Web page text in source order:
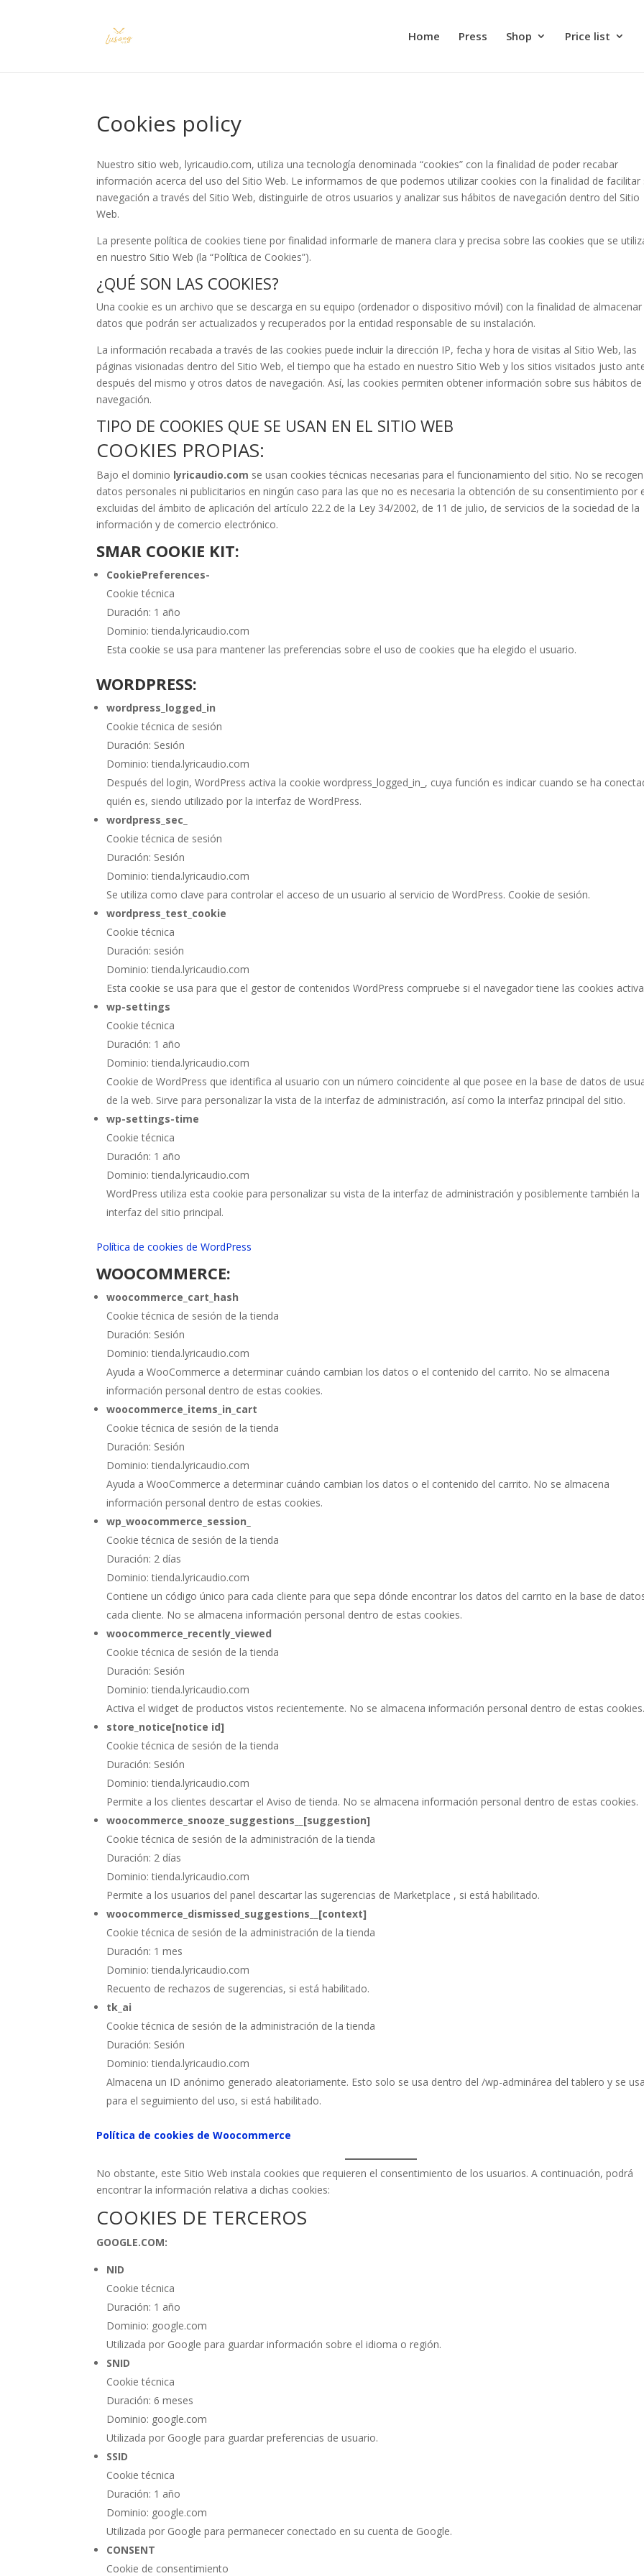
Home Press Shop Price list
Cookies policy
Nuestro sitio web, lyricaudio.com, utiliza una tecnología denominada “cookies” con la finalidad de poder recabar
información acerca del uso del Sitio Web. Le informamos de que podemos utilizar cookies con la finalidad de facilitar
navegación a través del Sitio Web, distinguirle de otros usuarios y analizar sus hábitos de navegación dentro del Sitio
Web.
La presente política de cookies tiene por finalidad informarle de manera clara y precisa sobre las cookies que se
en nuestro Sitio Web (la “Política de Cookies”).
¿QUÉ SON LAS COOKIES?
Una cookie es un archivo que se descarga en su equipo (ordenador o dispositivo móvil) con la finalidad de almacenar
datos que podrán ser actualizados y recuperados por la entidad responsable de su instalación.
La información recabada a través de las cookies puede incluir la dirección IP, fecha y hora de visitas al Sitio Web, las
páginas visionadas dentro del Sitio Web, el tiempo que ha estado en nuestro Sitio Web y los sitios visitados justo
después del mismo y otros datos de navegación. Así, las cookies permiten obtener información sobre sus hábitos de
navegación.
TIPO DE COOKIES QUE SE USAN EN EL SITIO WEB
COOKIES PROPIAS:
Bajo el dominio lyricaudio.com se usan cookies técnicas necesarias para el funcionamiento del sitio. No se recogen
datos personales ni publicitarios en ningún caso para las que no es necesaria la obtención de su consentimiento por
excluidas del ámbito de aplicación del artículo 22.2 de la Ley 34/2002, de 11 de julio, de servicios de la sociedad de la
información y de comercio electrónico.
SMAR COOKIE KIT:
CookiePreferences-
Cookie técnica
Duración: 1 año
Dominio: tienda.lyricaudio.com
Esta cookie se usa para mantener las preferencias sobre el uso de cookies que ha elegido el usuario.
WORDPRESS:
wordpress_logged_in
Cookie técnica de sesión
Duración: Sesión
Dominio: tienda.lyricaudio.com
Después del login, WordPress activa la cookie wordpress_logged_in_, cuya función es indicar cuando se ha
quién es, siendo utilizado por la interfaz de WordPress.
wordpress_sec_
Cookie técnica de sesión
Duración: Sesión
Dominio: tienda.lyricaudio.com
Se utiliza como clave para controlar el acceso de un usuario al servicio de WordPress. Cookie de sesión.
wordpress_test_cookie
Cookie técnica
Duración: sesión
Dominio: tienda.lyricaudio.com
Esta cookie se usa para que el gestor de contenidos WordPress compruebe si el navegador tiene las cookies
wp-settings
Cookie técnica
Duración: 1 año
Dominio: tienda.lyricaudio.com
Cookie de WordPress que identifica al usuario con un número coincidente al que posee en la base de datos de
de la web. Sirve para personalizar la vista de la interfaz de administración, así como la interfaz principal del sitio.
wp-settings-time
Cookie técnica
Duración: 1 año
Dominio: tienda.lyricaudio.com
WordPress utiliza esta cookie para personalizar su vista de la interfaz de administración y posiblemente también la
interfaz del sitio principal.
Política de cookies de WordPress
WOOCOMMERCE:
woocommerce_cart_hash
Cookie técnica de sesión de la tienda
Duración: Sesión
Dominio: tienda.lyricaudio.com
Ayuda a WooCommerce a determinar cuándo cambian los datos o el contenido del carrito. No se almacena
información personal dentro de estas cookies.
woocommerce_items_in_cart
Cookie técnica de sesión de la tienda
Duración: Sesión
Dominio: tienda.lyricaudio.com
Ayuda a WooCommerce a determinar cuándo cambian los datos o el contenido del carrito. No se almacena
información personal dentro de estas cookies.
wp_woocommerce_session_
Cookie técnica de sesión de la tienda
Duración: 2 días
Dominio: tienda.lyricaudio.com
Contiene un código único para cada cliente para que sepa dónde encontrar los datos del carrito en la base de
cada cliente. No se almacena información personal dentro de estas cookies.
woocommerce_recently_viewed
Cookie técnica de sesión de la tienda
Duración: Sesión
Dominio: tienda.lyricaudio.com
Activa el widget de productos vistos recientemente. No se almacena información personal dentro de estas
store_notice[notice id]
Cookie técnica de sesión de la tienda
Duración: Sesión
Dominio: tienda.lyricaudio.com
Permite a los clientes descartar el Aviso de tienda. No se almacena información personal dentro de estas cookies.
woocommerce_snooze_suggestions__[suggestion]
Cookie técnica de sesión de la administración de la tienda
Duración: 2 días
Dominio: tienda.lyricaudio.com
Permite a los usuarios del panel descartar las sugerencias de Marketplace , si está habilitado.
woocommerce_dismissed_suggestions__[context]
Cookie técnica de sesión de la administración de la tienda
Duración: 1 mes
Dominio: tienda.lyricaudio.com
Recuento de rechazos de sugerencias, si está habilitado.
tk_ai
Cookie técnica de sesión de la administración de la tienda
Duración: Sesión
Dominio: tienda.lyricaudio.com
Almacena un ID anónimo generado aleatoriamente. Esto solo se usa dentro del /wp-adminárea del tablero y se
para el seguimiento del uso, si está habilitado.
Política de cookies de Woocommerce
No obstante, este Sitio Web instala cookies que requieren el consentimiento de los usuarios. A continuación, podrá
encontrar la información relativa a dichas cookies:
COOKIES DE TERCEROS
GOOGLE.COM:
NID
Cookie técnica
Duración: 1 año
Dominio: google.com
Utilizada por Google para guardar información sobre el idioma o región.
SNID
Cookie técnica
Duración: 6 meses
Dominio: google.com
Utilizada por Google para guardar preferencias de usuario.
SSID
Cookie técnica
Duración: 1 año
Dominio: google.com
Utilizada por Google para permanecer conectado en su cuenta de Google.
CONSENT
Cookie de consentimiento